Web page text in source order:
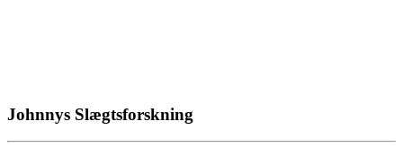
Johnnys Slægtsforskning